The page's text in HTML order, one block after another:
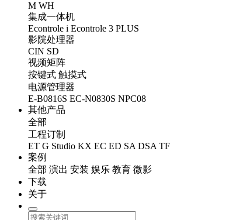
M WH
集成一体机
Econtrole i Econtrole 3 PLUS
影院处理器
CIN SD
视频矩阵
按键式 触摸式
电源管理器
E-B0816S EC-N0830S NPC08
其他产品
全部
工程订制
ET G Studio KX EC ED SA DSA TF
案例
全部 演出 安装 娱乐 教育 微影
下载
关于